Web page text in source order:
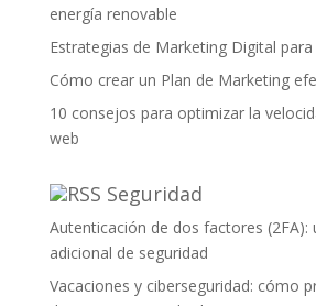
energía renovable
Estrategias de Marketing Digital para
Cómo crear un Plan de Marketing
10 consejos para optimizar la
web
Seguridad
Autenticación de dos factores (2FA):
adicional de seguridad
Vacaciones y ciberseguridad: cómo